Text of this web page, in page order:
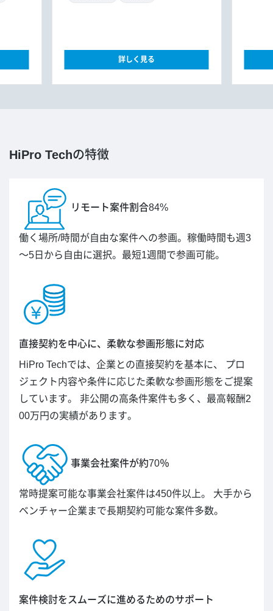
詳しく見る
HiPro Techの特徴
リモート案件割合84%
働く場所/時間が自由な案件への参画。稼働時間も週3
～5日から自由に選択。最短1週間で参画可能。
直接契約を中心に、柔軟な参画形態に対応
HiPro Techでは、企業との直接契約を基本に、 プロ
ジェクト内容や条件に応じた柔軟な参画形態をご提案
しています。 非公開の高条件案件も多く、最高報酬2
00万円の実績があります。
事業会社案件が約70％
常時提案可能な事業会社案件は450件以上。 大手から
ベンチャー企業まで長期契約可能な案件多数。
案件検討をスムーズに進めるためのサポート